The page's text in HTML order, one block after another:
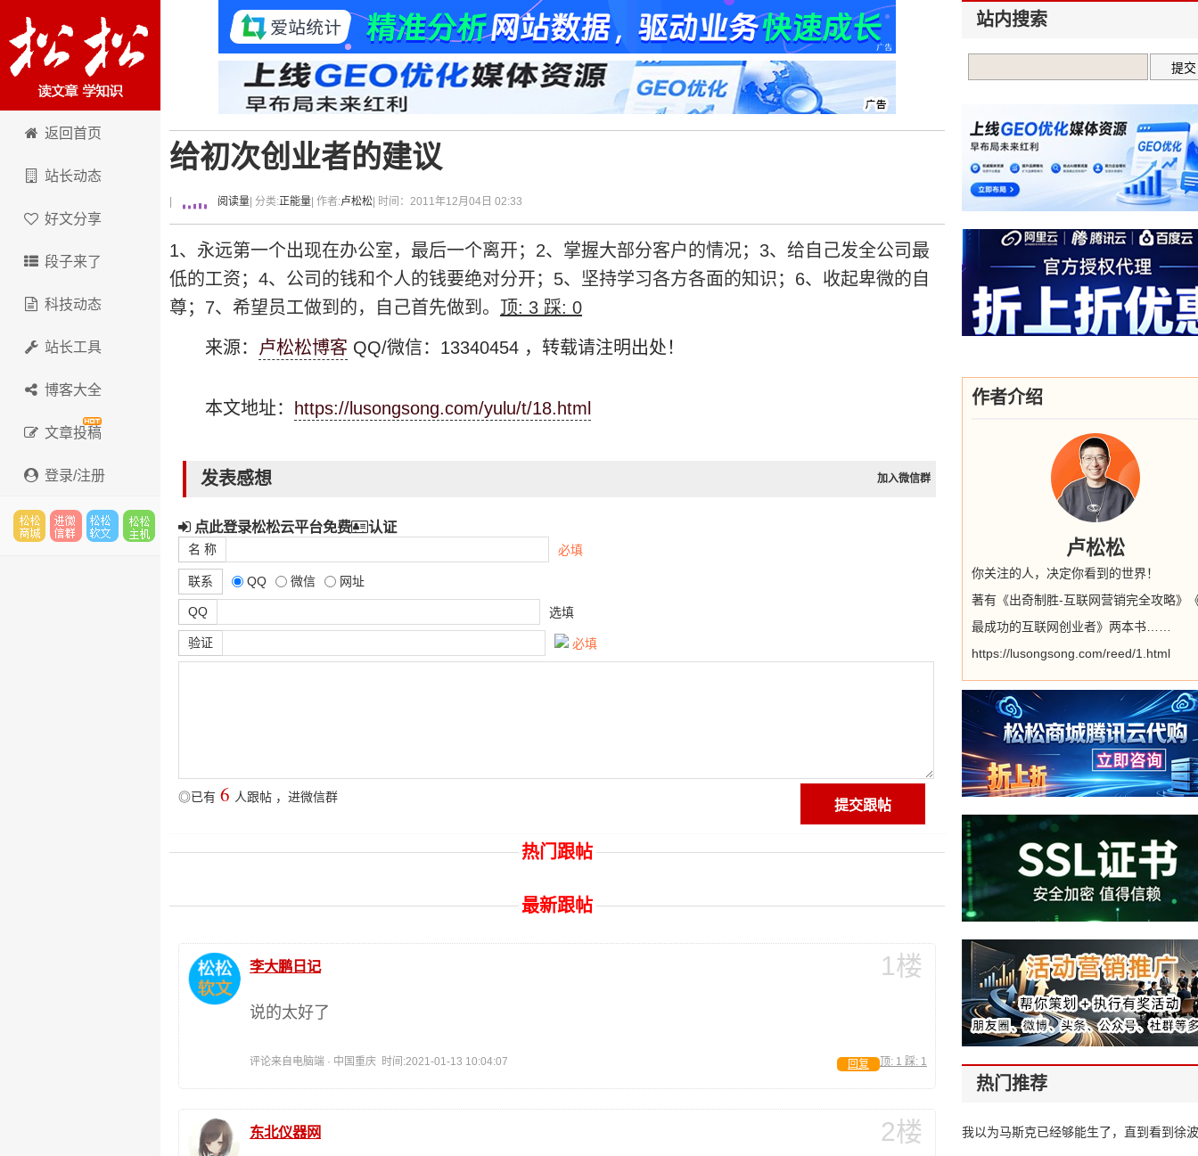
卢松松博客
返回首页
站长动态
好文分享
段子来了
科技动态
站长工具
博客大全
文章投稿
登录/注册
给初次创业者的建议
阅读量 | 分类:正能量 | 作者:卢松松 | 时间：2011年12月04日 02:33
1、永远第一个出现在办公室，最后一个离开；2、掌握大部分客户的情况；3、给自己发全公司最
低的工资；4、公司的钱和个人的钱要绝对分开；5、坚持学习各方各面的知识；6、收起卑微的自
尊；7、希望员工做到的，自己首先做到。 顶: 3 踩: 0
来源： 卢松松博客 QQ/微信：13340454 ，转载请注明出处！
本文地址： https://lusongsong.com/yulu/t/18.html
发表感想 加入微信群
点此登录松松云平台免费 认证
名 称 必填
联系 QQ 微信 网址
QQ 选填
验证 必填
◎已有 6 人跟帖 ， 进微信群
热门跟帖
最新跟帖
1楼
李大鹏日记
说的太好了
评论来自电脑端 · 中国重庆 时间:2021-01-13 10:04:07 顶: 1 踩: 1
回复
2楼
东北仪器网
站内搜索
作者介绍
卢松松
你关注的人，决定你看到的世界！
著有《出奇制胜-互联网营销完全攻略》
最成功的互联网创业者》两本书……
https://lusongsong.com/reed/1.html
热门推荐
我以为马斯克已经够能生了，直到看到